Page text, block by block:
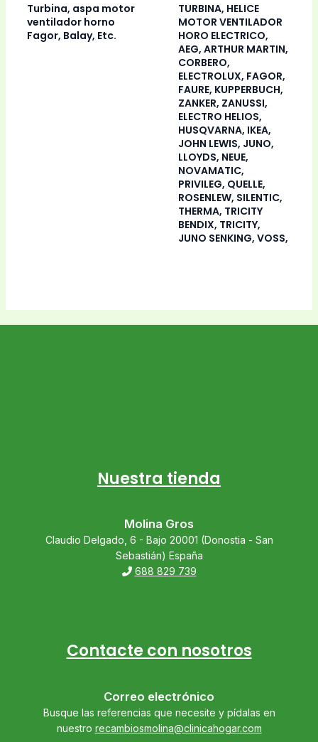
Turbina, aspa motor
ventilador horno
Fagor, Balay, Etc.
TURBINA, HELICE
MOTOR VENTILADOR
HORO ELECTRICO,
AEG, ARTHUR MARTIN,
CORBERO,
ELECTROLUX, FAGOR,
FAURE, KUPPERBUCH,
ZANKER, ZANUSSI,
ELECTRO HELIOS,
HUSQVARNA, IKEA,
JOHN LEWIS, JUNO,
LLOYDS, NEUE,
NOVAMATIC,
PRIVILEG, QUELLE,
ROSENLEW, SILENTIC,
THERMA, TRICITY
BENDIX, TRICITY,
JUNO SENKING, VOSS,
Nuestra tienda
Molina Gros
Claudio Delgado, 6 - Bajo 20001 (Donostia - San
Sebastián) España
688 829 739
Contacte con nosotros
Correo electrónico
Busque las referencias que necesite y pídalas en
nuestro recambiosmolina@clinicahogar.com